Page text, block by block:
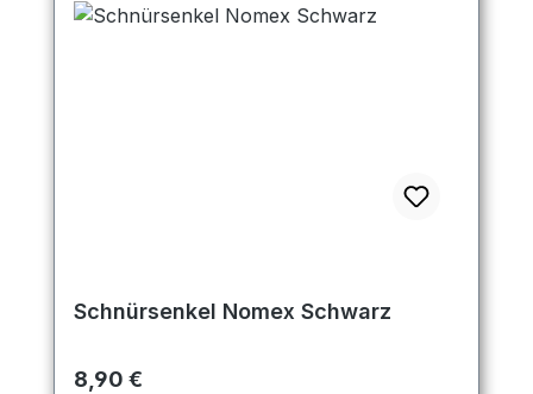
Schnürsenkel Nomex Schwarz
Regulärer Preis:
8,90 €